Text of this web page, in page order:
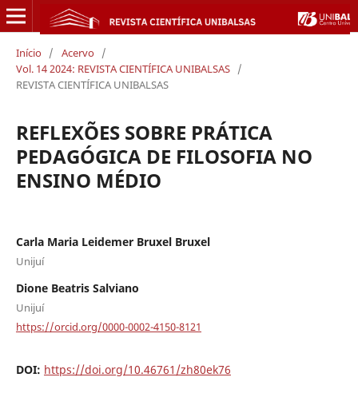
Início / Acervo /
Vol. 14 2024: REVISTA CIENTÍFICA UNIBALSAS /
REVISTA CIENTÍFICA UNIBALSAS
REFLEXÕES SOBRE PRÁTICA
PEDAGÓGICA DE FILOSOFIA NO
ENSINO MÉDIO
Carla Maria Leidemer Bruxel Bruxel
Unijuí
Dione Beatris Salviano
Unijuí
https://orcid.org/0000-0002-4150-8121
DOI: https://doi.org/10.46761/zh80ek76